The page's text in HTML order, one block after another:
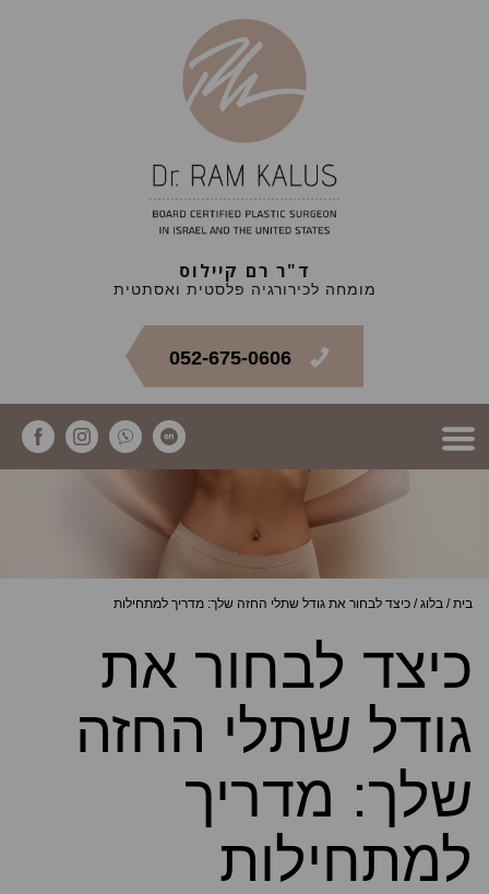
ד"ר רם קיילוס
מומחה לכירורגיה פלסטית ואסתטית
052-675-0606
בית/ בלוג/ כיצד לבחור את גודל שתלי החזה שלך: מדריך למתחילות
כיצד לבחור את
גודל שתלי החזה
שלך: מדריך
למתחילות